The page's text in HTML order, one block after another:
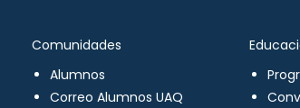
Comunidades
Alumnos
Correo Alumnos UAQ